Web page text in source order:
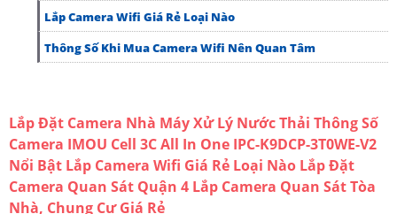
Lắp Camera Wifi Giá Rẻ Loại Nào
Thông Số Khi Mua Camera Wifi Nên Quan Tâm
Lắp Đặt Camera Nhà Máy Xử Lý Nước Thải Thông Số
Camera IMOU Cell 3C All In One IPC-K9DCP-3T0WE-V2
Nổi Bật Lắp Camera Wifi Giá Rẻ Loại Nào Lắp Đặt
Camera Quan Sát Quận 4 Lắp Camera Quan Sát Tòa
Nhà, Chung Cư Giá Rẻ